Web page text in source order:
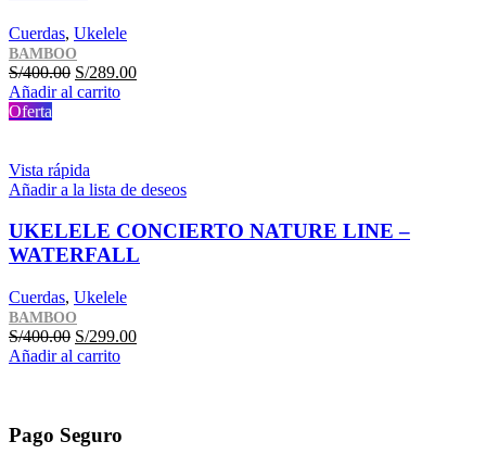
Cuerdas, Ukelele
BAMBOO
S/400.00 El
precio
S/289.00El
Añadir al carrito
Oferta
Vista rápida
Añadir a la lista de deseos
UKELELE CONCIERTO NATURE LINE –
WATERFALL
Cuerdas, Ukelele
BAMBOO
S/400.00 El
precio
S/299.00El
Añadir al carrito
Pago Seguro